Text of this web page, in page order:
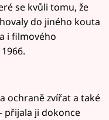
se kvůli tomu, že
do jiného kouta
i filmového
ochraně zvířat a také
přijala ji dokonce